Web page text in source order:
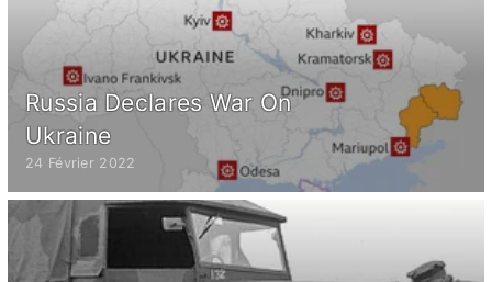
Russia Declares War On
Ukraine
24 Février 2022